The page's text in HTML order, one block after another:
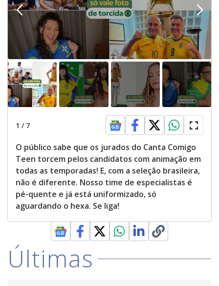
1 / 7
O público sabe que os jurados do Canta Comigo
Teen torcem pelos candidatos com animação em
todas as temporadas! E, com a seleção brasileira,
não é diferente. Nosso time de especialistas é
pé-quente e já está uniformizado, só
aguardando o hexa. Se liga!
Últimas